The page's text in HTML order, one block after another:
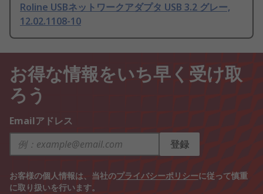
Roline USBネットワークアダプタ USB 3.2 グレー,
12.02.1108-10
お得な情報をいち早く受け取
ろう
Emailアドレス
登録
お客様の個人情報は、当社のプライバシーポリシーに従って慎重
に取り扱いを行います。